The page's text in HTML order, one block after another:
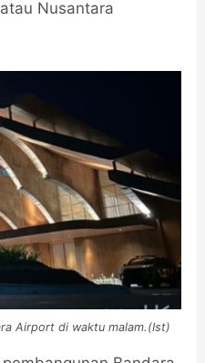
Nusantara
Airport di waktu malam.(Ist)